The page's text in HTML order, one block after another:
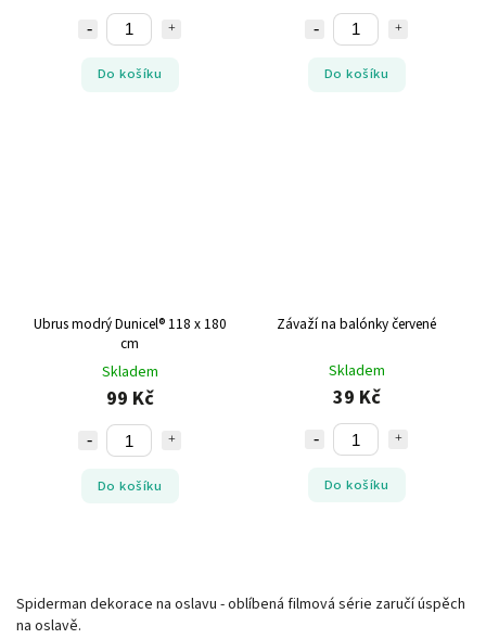
Do košíku Do košíku
Ubrus modrý Dunicel® 118 x 180
cm
Skladem
99 Kč
Do košíku
Závaží na balónky červené
Skladem
39 Kč
Do košíku
Spiderman dekorace na oslavu - oblíbená filmová série zaručí úspěch
na oslavě.